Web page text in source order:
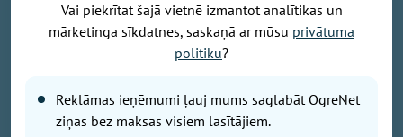
Vai piekrītat šajā vietnē izmantot analītikas un
mārketinga sīkdatnes, saskaņā ar mūsu privātuma
politiku?
Reklāmas ieņēmumi ļauj mums saglabāt OgreNet
ziņas bez maksas visiem lasītājiem.